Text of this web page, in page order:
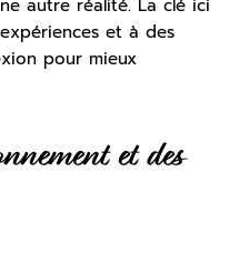
autre réalité. La clé ici
et à des
pour mieux
et des